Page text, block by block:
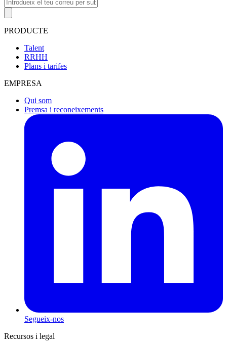
PRODUCTE
Talent
RRHH
Plans i tarifes
EMPRESA
Qui som
Premsa i reconeixements
Segueix-nos
Recursos i legal